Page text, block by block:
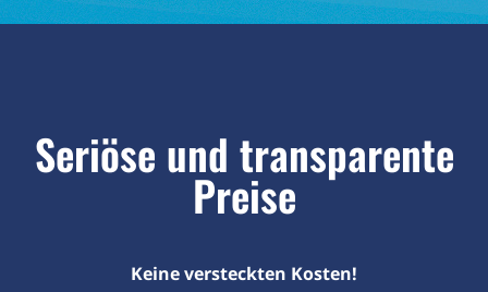
Seriöse und transparente
Preise
Keine versteckten Kosten!